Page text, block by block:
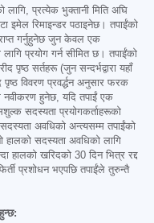
लागि, प्रत्येक भुक्तानी मिति अघि
इमेल रिमाइन्डर पठाइनेछ। तपाईंको
गर्नुहुनेछ जुन केवल एक
प्रयोग गर्न सीमित छ। तपाईंको
पृष्ठ सर्तहरू (जुन सन्दर्भद्वारा यहाँ
विवरण प्रवर्द्धन अनुसार फरक
नवीकरण हुनेछ, यदि तपाईं एक
सदस्यता प्रयोगकर्ताहरूको
अवधिको अन्त्यसम्म तपाईंको
हालको सदस्यता अवधिको लागि
हालको खरिदको 30 दिन भित्र रद्द
प्रशोधन भएपछि तपाईंले तुरुन्तै